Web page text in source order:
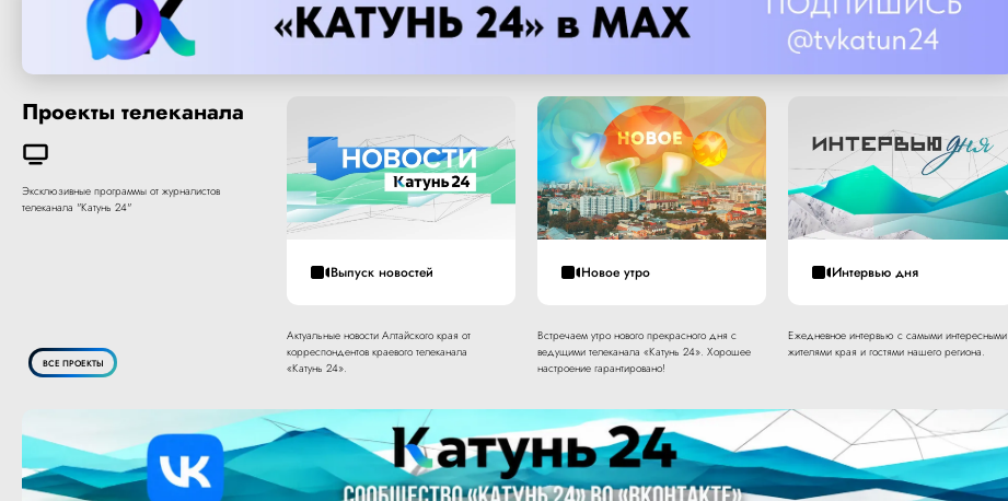
Проекты телеканала
Эксклюзивные программы от журналистов
телеканала "Катунь 24"
ВСЕ ПРОЕКТЫ
Выпуск новостей
Актуальные новости Алтайского края от
корреспондентов краевого телеканала
«Катунь 24».
Новое утро
Встречаем утро нового прекрасного дня с
ведущими телеканала «Катунь 24». Хорошее
настроение гарантировано!
Интервью дня
Ежедневное интервью с самыми интересными
жителями края и гостями нашего региона.